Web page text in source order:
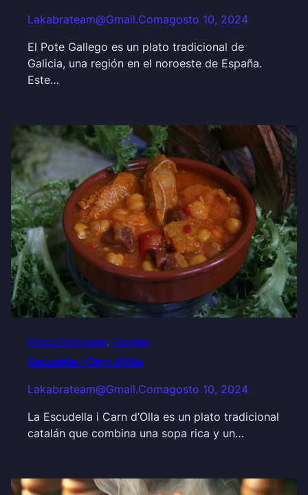
Lakabrateam@gmail.comagosto 10, 2024
El Pote Gallego es un plato tradicional de
Galicia, una región en el noroeste de España.
Este…
Platos Principales, Recetas
Escudella i Carn d’Olla
Lakabrateam@gmail.comagosto 10, 2024
La Escudella i Carn d’Olla es un plato tradicional
catalán que combina una sopa rica y un…